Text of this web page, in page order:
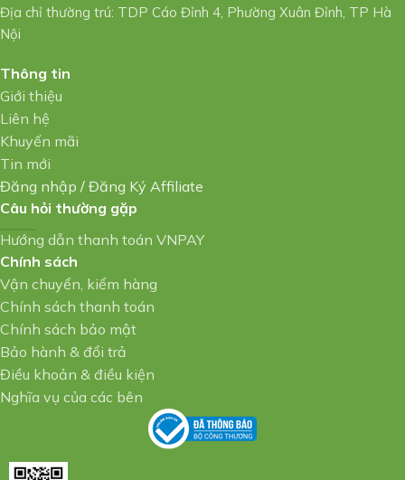
Địa chỉ thường trú: TDP Cáo Đỉnh 4, Phường Xuân Đỉnh, TP Hà
Nội
Thông tin
Giới thiệu
Liên hệ
Khuyến mãi
Tin mới
Đăng nhập / Đăng Ký Affiliate
Câu hỏi thường gặp
Hướng dẫn thanh toán VNPAY
Chính sách
Vận chuyển, kiểm hàng
Chính sách thanh toán
Chính sách bảo mật
Bảo hành & đổi trả
Điều khoản & điều kiện
Nghĩa vụ của các bên